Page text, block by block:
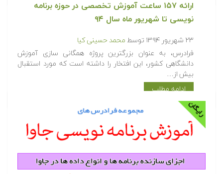
ارائه ۱۵۷ ساعت آموزش تخصصی در حوزه برنامه
نویسی تا شهریور ماه سال ۹۴
۲۳ شهریور ۱۳۹۴ توسط محمد حسینی کیا
فرادرس، به عنوان بزرگترین پروژه همگانی سازی آموزش
دانشگاهی کشور، این افتخار را داشته است که مورد استقبال
بیش از…
ادامه مطلب